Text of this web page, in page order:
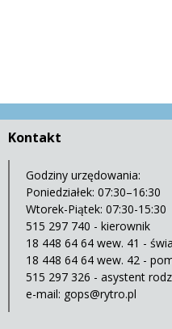
Kontakt
Godziny urzędowania:
Poniedziałek: 07:30–16:30
Wtorek-Piątek: 07:30-15:30
515 297 740 - kierownik
18 448 64 64 wew. 41 -
18 448 64 64 wew. 42 -
515 297 326 - asystent
e-mail: gops@rytro.pl